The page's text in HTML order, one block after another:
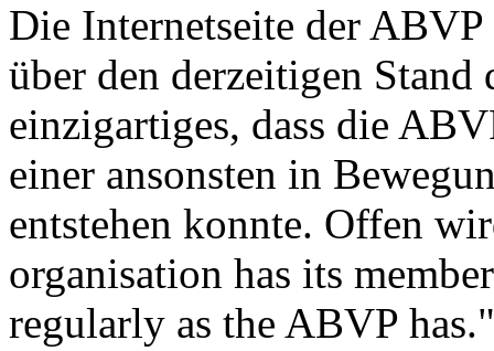
Die Internetseite der
über den derzeitigen Stand
einzigartiges, dass die
einer ansonsten in
entstehen konnte. Offen
organisation has its
regularly as the ABVP